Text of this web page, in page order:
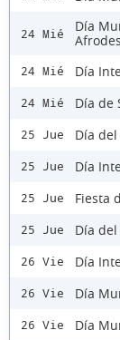
24 Mié
Día
24 Mié Día
24 Mié Día de
25 Jue Día
25 Jue Día
25 Jue Fiesta
25 Jue Día
26 Vie Día
26 Vie Día
26 Vie Día